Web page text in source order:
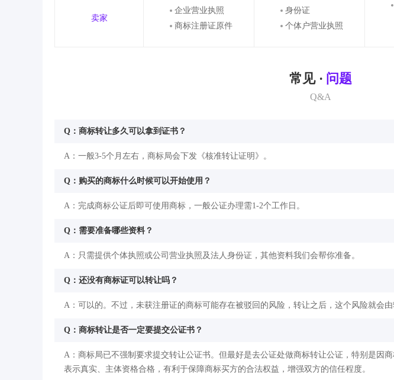
卖家
企业营业执照
商标注册证原件
身份证
个体户营业执照
常见 · 问题
Q&A
Q：商标转让多久可以拿到证书？
A：一般3-5个月左右，商标局会下发《核准转让证明》。
Q：购买的商标什么时候可以开始使用？
A：完成商标公证后即可使用商标，一般公证办理需1-2个工作日。
Q：需要准备哪些资料？
A：只需提供个体执照或公司营业执照及法人身份证，其他资料我们会帮你准备。
Q：还没有商标证可以转让吗？
A：可以的。不过，未获注册证的商标可能存在被驳回的风险，转让之后，这个风险就会由
Q：商标转让是否一定要提交公证书？
A：商标局已不强制要求提交转让公证书。但最好是去公证处做商标转让公证，特别是因
表示真实、主体资格合格，有利于保障商标买方的合法权益，增强双方的信任程度。